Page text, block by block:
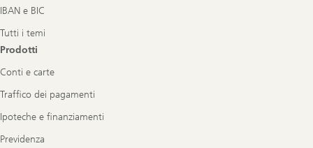
IBAN e BIC
Tutti i temi
Prodotti
Conti e carte
Traffico dei pagamenti
Ipoteche e finanziamenti
Previdenza